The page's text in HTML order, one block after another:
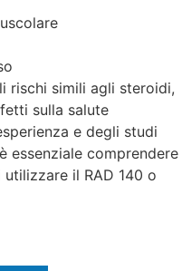
rischi simili agli steroidi,
sulla salute
e degli studi
essenziale comprendere
il RAD 140 o